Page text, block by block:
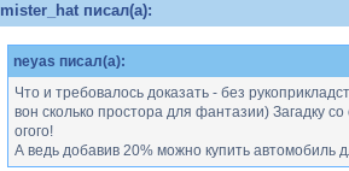
mister_hat писал(а):
neyas писал(а):
Что и требовалось доказать - без
вон сколько простора для фантазии) Загадку
огого!
А ведь добавив 20% можно купить